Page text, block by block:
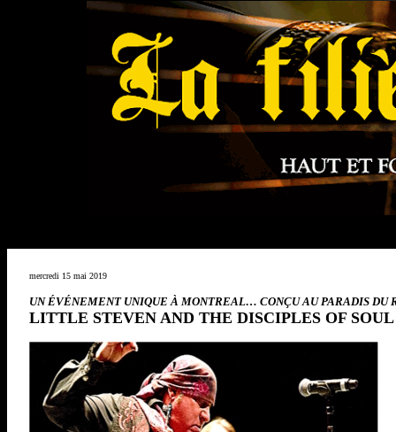
mercredi 15 mai 2019
UN ÉVÉNEMENT UNIQUE À MONTREAL… CONÇU AU PARADIS DU
LITTLE STEVEN AND THE DISCIPLES OF SOUL